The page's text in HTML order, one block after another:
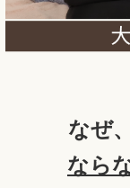
なぜ、
なら